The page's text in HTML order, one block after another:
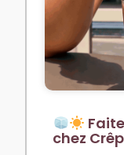
chez